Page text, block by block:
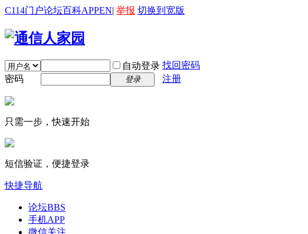
C114门户论坛百科APPEN| 举报 切换到宽版
自动登录 找回密码
密码
登录 注册
只需一步，快速开始
短信验证，便捷登录
快捷导航
论坛BBS
手机APP
微信关注